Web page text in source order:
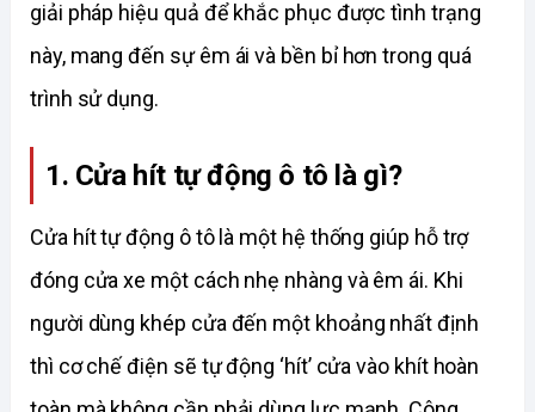
giải pháp hiệu quả để khắc phục được tình trạng
này, mang đến sự êm ái và bền bỉ hơn trong quá
trình sử dụng.
1. Cửa hít tự động ô tô là gì?
Cửa hít tự động ô tô là một hệ thống giúp hỗ trợ
đóng cửa xe một cách nhẹ nhàng và êm ái. Khi
người dùng khép cửa đến một khoảng nhất định
thì cơ chế điện sẽ tự động ‘hít’ cửa vào khít hoàn